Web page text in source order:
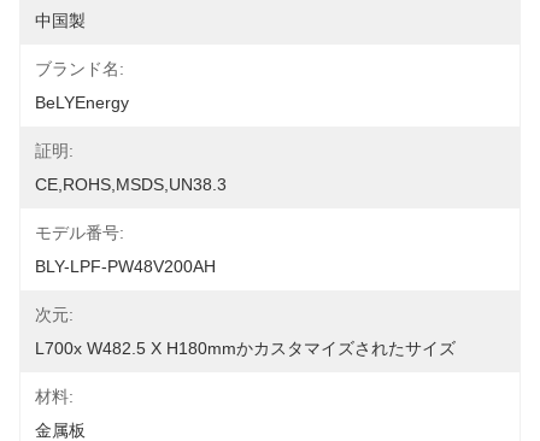
中国製
ブランド名:
BeLYEnergy
証明:
CE,ROHS,MSDS,UN38.3
モデル番号:
BLY-LPF-PW48V200AH
次元:
L700x W482.5 X H180mmかカスタマイズされたサイズ
材料:
金属板